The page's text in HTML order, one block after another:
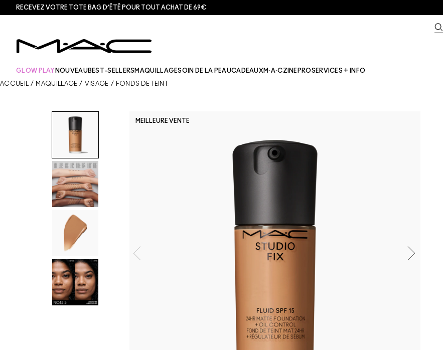
RECEVEZ VOTRE TOTE BAG D’ÉTÉ POUR TOUT ACHAT DE 69€
GLOW PLAY NOUVEAUBEST-SELLERS MAQUILLAGESOIN DE LA PEAUCADEAUX M·A·CZINE​ PROSERVICES + INFO
ACCUEIL / MAQUILLAGE / VISAGE / FONDS DE TEINT
MEILLEURE VENTE